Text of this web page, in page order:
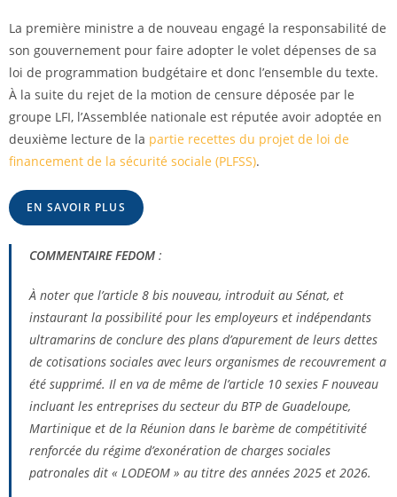
La première ministre a de nouveau engagé la responsabilité de
son gouvernement pour faire adopter le volet dépenses de sa
loi de programmation budgétaire et donc l’ensemble du texte.
À la suite du rejet de la motion de censure déposée par le
groupe LFI, l’Assemblée nationale est réputée avoir adoptée en
deuxième lecture de la partie recettes du projet de loi de
financement de la sécurité sociale (PLFSS).
EN SAVOIR PLUS
COMMENTAIRE FEDOM :
À noter que l’article 8 bis nouveau, introduit au Sénat, et
instaurant la possibilité pour les employeurs et indépendants
ultramarins de conclure des plans d’apurement de leurs dettes
de cotisations sociales avec leurs organismes de recouvrement a
été supprimé. Il en va de même de l’article 10 sexies F nouveau
incluant les entreprises du secteur du BTP de Guadeloupe,
Martinique et de la Réunion dans le barème de compétitivité
renforcée du régime d’exonération de charges sociales
patronales dit « LODEOM » au titre des années 2025 et 2026.